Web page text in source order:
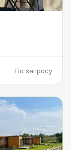
По запросу